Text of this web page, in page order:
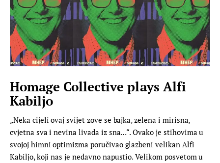
Homage Collective plays Alfi
Kabiljo
„Neka cijeli ovaj svijet zove se bajka, zelena i mirisna,
cvjetna sva i nevina livada iz sna…“. Ovako je stihovima u
svojoj himni optimizma poručivao glazbeni velikan Alfi
Kabiljo, koji nas je nedavno napustio. Velikom posvetom u